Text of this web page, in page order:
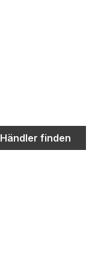
Händler finden